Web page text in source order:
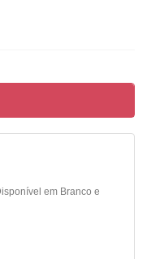
em Branco e